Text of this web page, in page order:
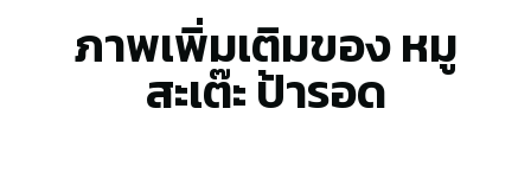
ภาพเพิ่มเติมของ หมู
สะเต๊ะ ป้ารอด